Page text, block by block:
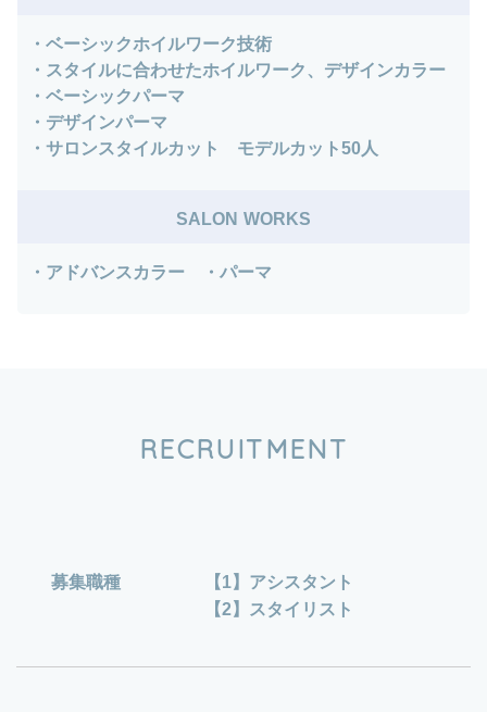
・ベーシックホイルワーク技術
・スタイルに合わせたホイルワーク、デザインカラー
・ベーシックパーマ
・デザインパーマ
・サロンスタイルカット モデルカット50人
SALON WORKS
・アドバンスカラー ・パーマ
RECRUITMENT
募集職種
【1】アシスタント
【2】スタイリスト